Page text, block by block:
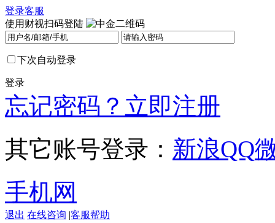
登录客服
使用财视扫码登陆
下次自动登录
登录
忘记密码？ 立即注册
其它账号登录： 新浪QQ
手机网
退出 在线咨询 |客服帮助